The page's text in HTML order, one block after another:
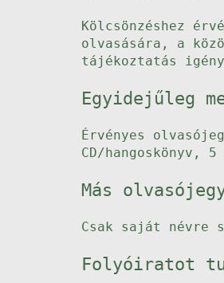
Kölcsönzéshez
olvasására, a
tájékoztatás
Egyidejűleg
Érvényes
CD/hangoskönyv,
Más
Csak saját névre
Folyóiratot